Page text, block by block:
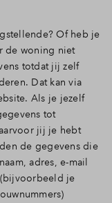
Of heb je
de woning niet
totdat jij zelf
Dat kan via
Als je jezelf
tot
jij je hebt
de gegevens die
adres, e-mail
je